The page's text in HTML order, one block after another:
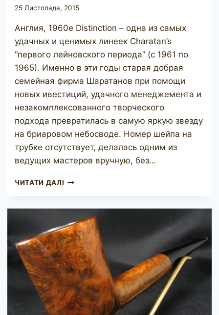
25 Листопада, 2015
Англия, 1960е Distinction – одна из самых
удачных и ценимых линеек Charatan’s
“первого лейновского периода” (с 1961 по
1965). Именно в эти годы старая добрая
семейная фирма Шаратанов при помощи
новых ивестиций, удачного менеджемента и
незакомплексованного творческого
подхода превратилась в самую яркую звезду
на бриаровом небосводе. Номер шейпа на
трубке отсутствует, делалась одним из
ведущих мастеров вручную, без…
ЧИТАТИ ДАЛІ CHARATAN’S